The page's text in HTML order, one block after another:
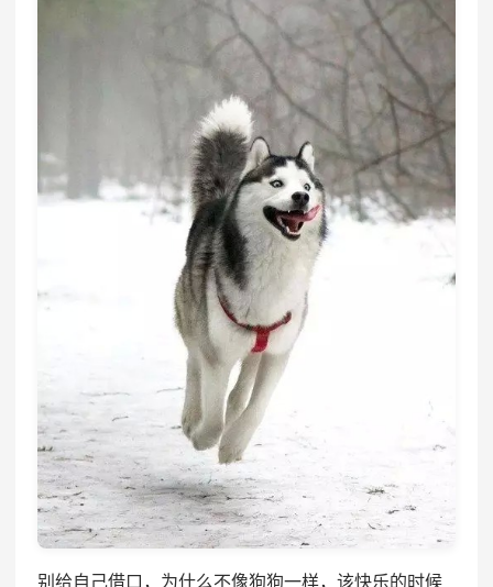
别给自己借口，为什么不像狗狗一样，该快乐的时候